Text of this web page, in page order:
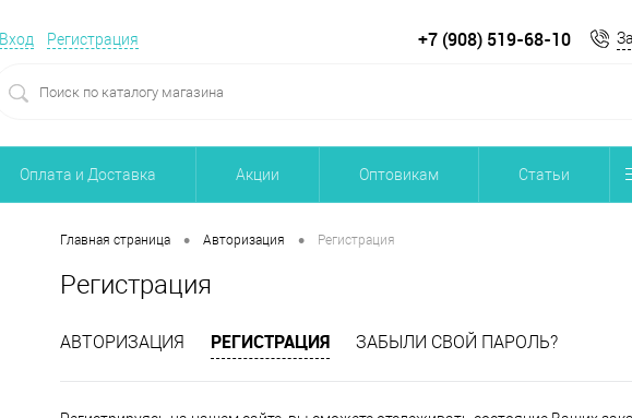
Вход Регистрация +7 (908) 519-68-10
Оплата и Доставка Акции Оптовикам Статьи
Главная страница • Авторизация • Регистрация
Регистрация
АВТОРИЗАЦИЯ РЕГИСТРАЦИЯ ЗАБЫЛИ СВОЙ ПАРОЛЬ?